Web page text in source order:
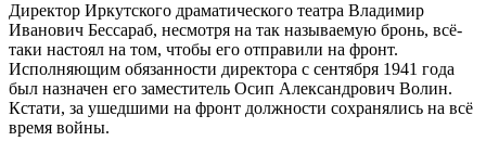
Директор Иркутского драматического театра Владимир
Иванович Бессараб, несмотря на так называемую бронь, всё-
таки настоял на том, чтобы его отправили на фронт.
Исполняющим обязанности директора с сентября 1941 года
был назначен его заместитель Осип Александрович Волин.
Кстати, за ушедшими на фронт должности сохранялись на всё
время войны.